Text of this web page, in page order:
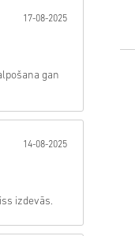
17-08-2025
gan
14-08-2025
izdevās.